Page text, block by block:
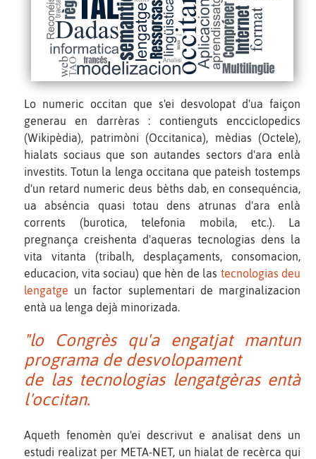
Lo numeric occitan que s'ei desvolopat d'ua faiçon
generau en darrèras : contienguts encciclopedics
(Wikipèdia), patrimòni (Occitanica), mèdias (Octele),
hialats sociaus que son autandes sectors d'ara enlà
investits. Totun la lenga occitana que pateish tostemps
d'un retard numeric deus bèths dab, en consequéncia,
ua abséncia quasi totau dens atrunas d'ara enlà
corrents (burotica, telefonia mobila, etc.). La
pregnança creishenta d'aqueras tecnologias dens la
vita vitanta (tribalh, desplaçaments, consomacion,
educacion, vita sociau) que hèn de las tecnologias deu
lengatge un factor suplementari de marginalizacion
entà ua lenga dejà minorizada.
"lo Congrès qu'a engatjat mantun
programa de desvolopament
de las tecnologias lengatgèras entà
l'occitan.
Aqueth fenomèn qu'ei descrivut e analisat dens un
estudi realizat per META-NET, un hialat de recèrca qui